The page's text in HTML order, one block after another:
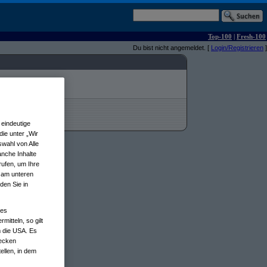
Top-100 | Fresh-100
Du bist nicht angemeldet. [ Login/Registrieren ]
unter „Wir
von Alle
Inhalte
um Ihre
unteren
Sie in
so gilt
die USA. Es
in dem